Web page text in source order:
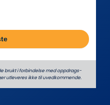
brukt i forbindelse med oppdrags­
utleveres ikke til uvedkommende.